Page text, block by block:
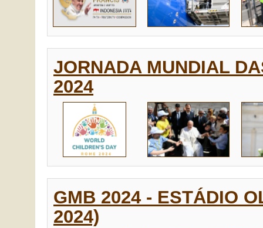
JORNADA MUNDIAL
2024
GMB 2024 - ESTÁDIO
2024)